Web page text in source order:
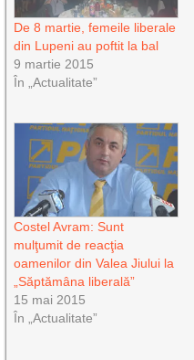
De 8 martie, femeile liberale
din Lupeni au poftit la bal
9 martie 2015
În „Actualitate”
Costel Avram: Sunt
mulţumit de reacţia
oamenilor din Valea Jiului la
„Săptămâna liberală”
15 mai 2015
În „Actualitate”